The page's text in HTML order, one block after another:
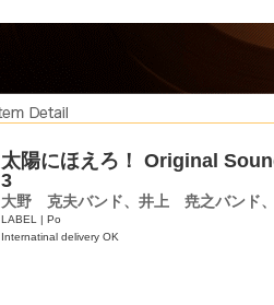
太陽にほえろ！ Original
3
大野 克夫バンド、井上 尭之バンド
LABEL | Po
Internatinal delivery OK